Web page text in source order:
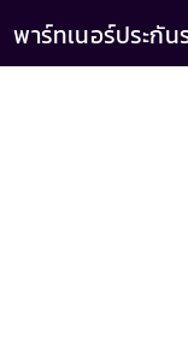
พาร์ทเนอร์ประกั